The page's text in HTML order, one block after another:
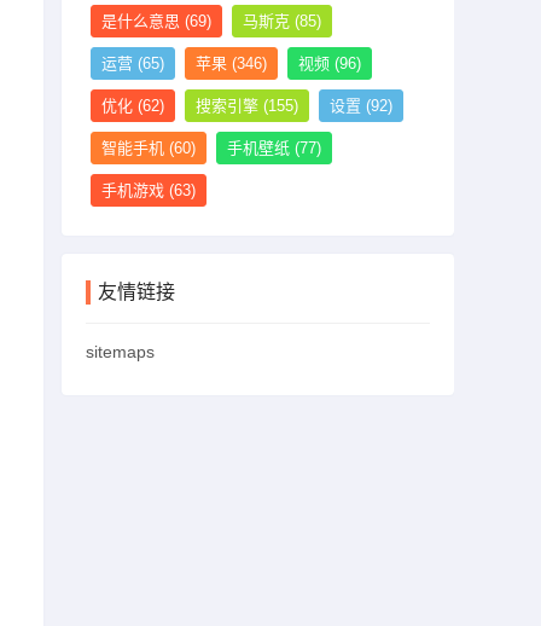
是什么意思 (69) 马斯克 (85)
运营 (65) 苹果 (346) 视频 (96)
优化 (62) 搜索引擎 (155) 设置 (92)
智能手机 (60) 手机壁纸 (77)
手机游戏 (63)
友情链接
sitemaps